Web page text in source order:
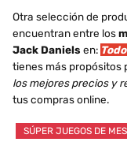
Otra selección de
encuentran entre los
Jack Daniels en:
tienes más propósitos
los mejores precios y
tus compras online.
SÚPER JUEGOS DE